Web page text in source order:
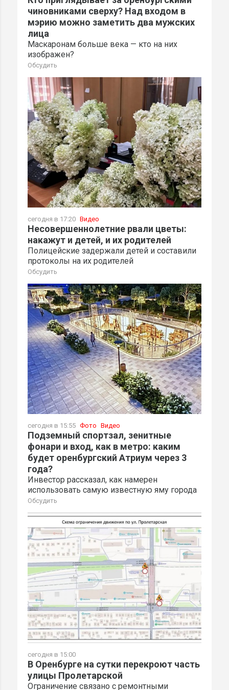
чиновниками сверху? Над входом в
мэрию можно заметить два мужских
лица
Маскаронам больше века — кто на них
изображен?
Обсудить
сегодня в 17:20 Видео
Несовершеннолетние рвали цветы:
накажут и детей, и их родителей
Полицейские задержали детей и составили
протоколы на их родителей
Обсудить
сегодня в 15:55 Фото Видео
Подземный спортзал, зенитные
фонари и вход, как в метро: каким
будет оренбургский Атриум через 3
года?
Инвестор рассказал, как намерен
использовать самую известную яму города
Обсудить
сегодня в 15:00
В Оренбурге на сутки перекроют часть
улицы Пролетарской
Ограничение связано с ремонтными